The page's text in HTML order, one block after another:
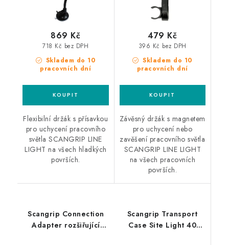
Skladem do 10
pracovních dní
718 Kč bez DPH
869 Kč
Flexibilní držák s přísavkou
pro uchycení pracovního
světla SCANGRIP LINE
LIGHT na všech hladkých
površích.
Skladem do 10
pracovních dní
396 Kč bez DPH
479 Kč
Závěsný držák s magnetem
pro uchycení nebo
zavěšení pracovního světla
SCANGRIP LINE LIGHT
na všech pracovních
površích.
Scangrip Connection
Adapter rozšiřující
Scangrip Transport
Case Site Light 40